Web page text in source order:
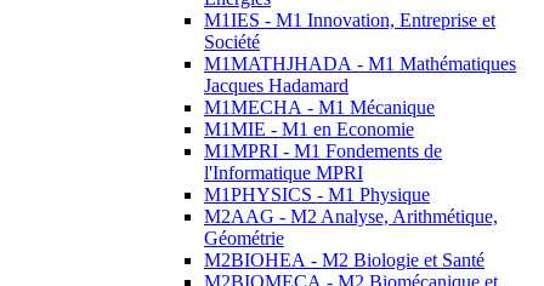
M1IES - M1 Innovation, Entreprise et
Société
M1MATHJHADA - M1 Mathématiques
Jacques Hadamard
M1MECHA - M1 Mécanique
M1MIE - M1 en Economie
M1MPRI - M1 Fondements de
l'Informatique MPRI
M1PHYSICS - M1 Physique
M2AAG - M2 Analyse, Arithmétique,
Géométrie
M2BIOHEA - M2 Biologie et Santé
M2BIOMECA - M2 Biomécanique et